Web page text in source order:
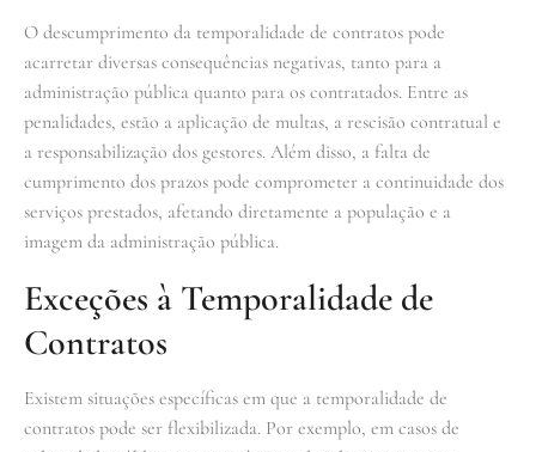
O descumprimento da temporalidade de contratos pode
acarretar diversas consequências negativas, tanto para a
administração pública quanto para os contratados. Entre as
penalidades, estão a aplicação de multas, a rescisão contratual e
a responsabilização dos gestores. Além disso, a falta de
cumprimento dos prazos pode comprometer a continuidade dos
serviços prestados, afetando diretamente a população e a
imagem da administração pública.
Exceções à Temporalidade de
Contratos
Existem situações específicas em que a temporalidade de
contratos pode ser flexibilizada. Por exemplo, em casos de